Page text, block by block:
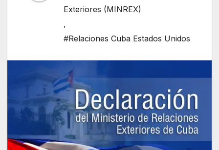
Exteriores (MINREX)
,
#Relaciones Cuba Estados Unidos